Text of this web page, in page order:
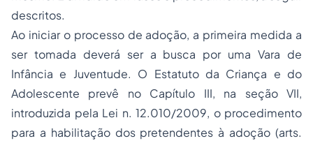
descritos.
Ao iniciar o processo de adoção, a primeira medida a
ser tomada deverá ser a busca por uma Vara de
Infância e Juventude. O Estatuto da Criança e do
Adolescente prevê no Capítulo III, na seção VII,
introduzida pela Lei n. 12.010/2009, o procedimento
para a habilitação dos pretendentes à adoção (arts.